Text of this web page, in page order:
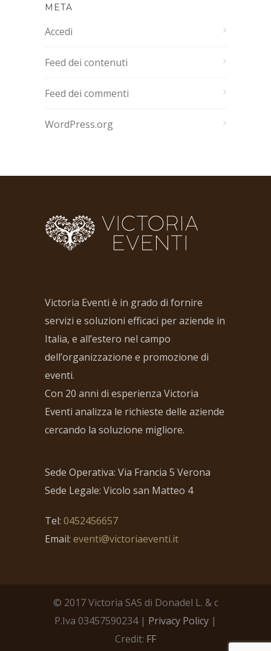
META
Accedi
Feed dei contenuti
Feed dei commenti
WordPress.org
Victoria Eventi è in grado di fornire
servizi e soluzioni efficaci per aziende in
Italia, e all’estero nel campo
dell’organizzazione e promozione di
eventi.
Con 20 anni di esperienza Victoria
Eventi analizza le richieste delle aziende
cercando la soluzione migliore.
Sede Operativa: Via Francia 5 Verona
Sede Legale: Vicolo san Matteo 4
Tel: 0452456657
Email: eventi@victoriaeventi.it
© 2017 Victoria SAS di Donadel L. & c
P.Iva 03457590234 | Privacy Policy |
Credit: FF